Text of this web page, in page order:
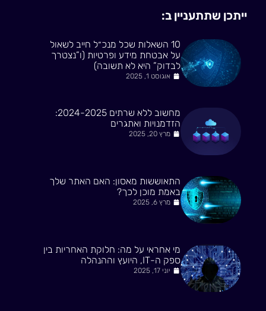
ייתכן שתתעניין ב:
10 השאלות שכל מנכ״ל חייב לשאול
על אבטחת מידע ופרטיות (ו”נצטרך
לבדוק” היא לא תשובה)
אוגוסט 1, 2025
מחשוב ללא שרתים 2024-2025:
הזדמנויות ואתגרים
מרץ 20, 2025
התאוששות מאסון: האם האתר שלך
באמת מוכן לכך?
מרץ 6, 2025
מי אחראי על מה: חלוקת האחריות בין
ספק ה-IT, היועץ וההנהלה
יוני 17, 2025